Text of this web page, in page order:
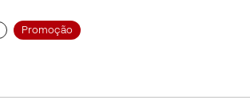
Promoção